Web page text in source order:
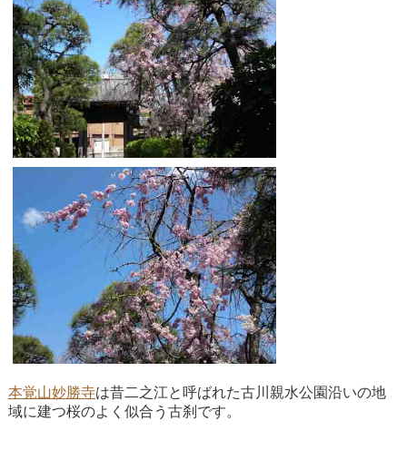
本覚山妙勝寺は昔二之江と呼ばれた古川親水公園沿いの地
域に建つ桜のよく似合う古刹です。